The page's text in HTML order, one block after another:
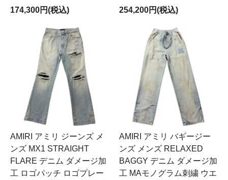
174,300円(税込)
254,200円(税込)
AMIRI アミリ ジーンズ メ
ンズ MX1 STRAIGHT
FLARE デニム ダメージ加
工 ロゴパッチ ロゴプレー
AMIRI アミリ バギージー
ンズ メンズ RELAXED
BAGGY デニム ダメージ加
工 MAモノグラム刺繍 ウエ